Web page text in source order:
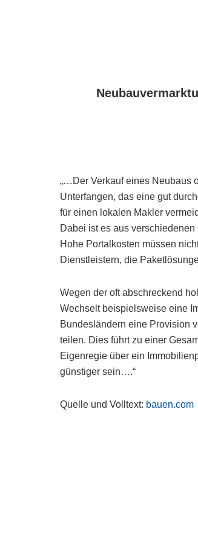
„…Der Verkauf eines Neubaus
Unterfangen, das eine gut
für einen lokalen Makler
Dabei ist es aus
Hohe Portalkosten müssen
Dienstleistern, die
Wegen der oft abschreckend
Wechselt beispielsweise eine
Bundesländern eine Provision
teilen. Dies führt zu einer
Eigenregie über ein
günstiger sein….“
Quelle und Volltext: bauen.com